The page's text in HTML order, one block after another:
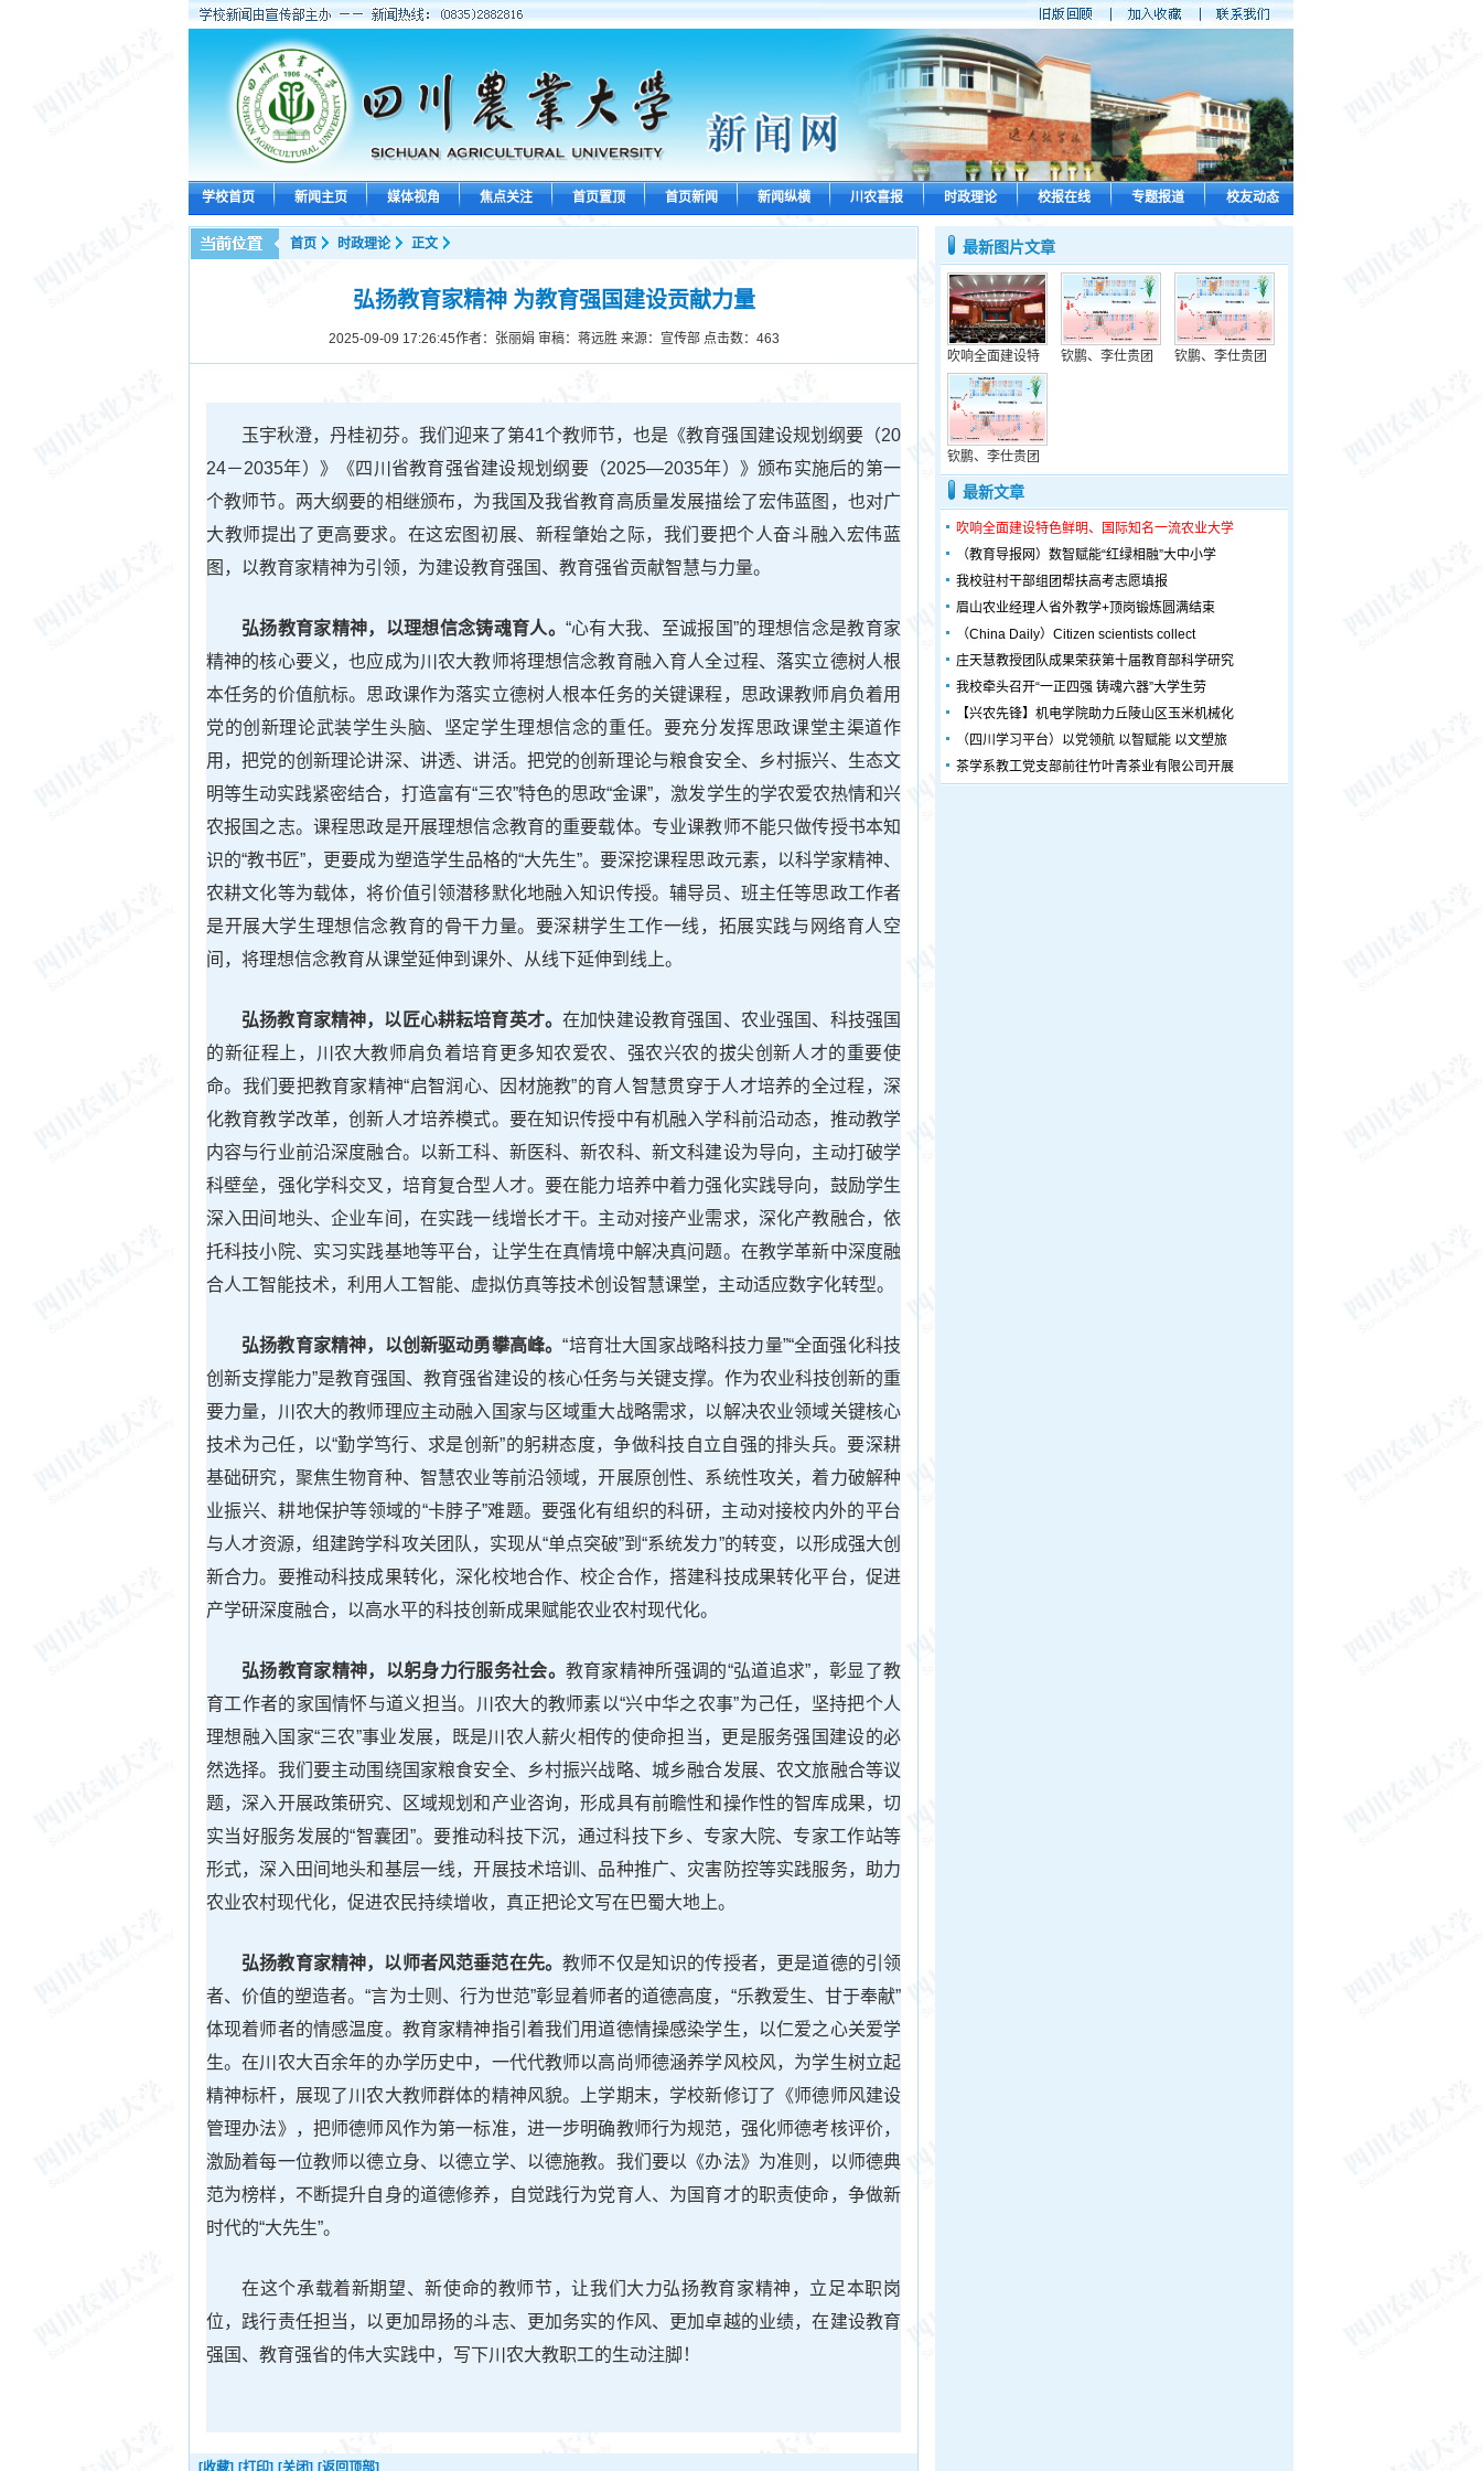
学校首页 新闻主页 媒体视角 焦点关注 首页置顶 首页新闻 新闻纵横 川农喜报 时政理论 校报在线 专题报道 校友动态
首页 时政理论 正文
弘扬教育家精神 为教育强国建设贡献力量
2025-09-09 17:26:45作者：张丽娟 审稿：蒋远胜 来源：宣传部 点击数： 463
玉宇秋澄，丹桂初芬。我们迎来了第41个教师节，也是《教育强国建设规划纲要（20
24－2035年）》《四川省教育强省建设规划纲要（2025—2035年）》颁布实施后的第一
个教师节。两大纲要的相继颁布，为我国及我省教育高质量发展描绘了宏伟蓝图，也对广
大教师提出了更高要求。在这宏图初展、新程肇始之际，我们要把个人奋斗融入宏伟蓝
图，以教育家精神为引领，为建设教育强国、教育强省贡献智慧与力量。
弘扬教育家精神，以理想信念铸魂育人。 “心有大我、至诚报国”的理想信念是教育家
精神的核心要义，也应成为川农大教师将理想信念教育融入育人全过程、落实立德树人根
本任务的价值航标。思政课作为落实立德树人根本任务的关键课程，思政课教师肩负着用
党的创新理论武装学生头脑、坚定学生理想信念的重任。要充分发挥思政课堂主渠道作
用，把党的创新理论讲深、讲透、讲活。把党的创新理论与粮食安全、乡村振兴、生态文
明等生动实践紧密结合，打造富有“三农”特色的思政“金课”，激发学生的学农爱农热情和兴
农报国之志。课程思政是开展理想信念教育的重要载体。专业课教师不能只做传授书本知
识的“教书匠”，更要成为塑造学生品格的“大先生”。要深挖课程思政元素，以科学家精神、
农耕文化等为载体，将价值引领潜移默化地融入知识传授。辅导员、班主任等思政工作者
是开展大学生理想信念教育的骨干力量。要深耕学生工作一线，拓展实践与网络育人空
间，将理想信念教育从课堂延伸到课外、从线下延伸到线上。
弘扬教育家精神，以匠心耕耘培育英才。 在加快建设教育强国、农业强国、科技强国
的新征程上，川农大教师肩负着培育更多知农爱农、强农兴农的拔尖创新人才的重要使
命。我们要把教育家精神“启智润心、因材施教”的育人智慧贯穿于人才培养的全过程，深
化教育教学改革，创新人才培养模式。要在知识传授中有机融入学科前沿动态，推动教学
内容与行业前沿深度融合。以新工科、新医科、新农科、新文科建设为导向，主动打破学
科壁垒，强化学科交叉，培育复合型人才。要在能力培养中着力强化实践导向，鼓励学生
深入田间地头、企业车间，在实践一线增长才干。主动对接产业需求，深化产教融合，依
托科技小院、实习实践基地等平台，让学生在真情境中解决真问题。在教学革新中深度融
合人工智能技术，利用人工智能、虚拟仿真等技术创设智慧课堂，主动适应数字化转型。
弘扬教育家精神，以创新驱动勇攀高峰。“培育壮大国家战略科技力量”“全面强化科技
创新支撑能力”是教育强国、教育强省建设的核心任务与关键支撑。作为农业科技创新的重
要力量，川农大的教师理应主动融入国家与区域重大战略需求，以解决农业领域关键核心
技术为己任，以“勤学笃行、求是创新”的躬耕态度，争做科技自立自强的排头兵。要深耕
基础研究，聚焦生物育种、智慧农业等前沿领域，开展原创性、系统性攻关，着力破解种
业振兴、耕地保护等领域的“卡脖子”难题。要强化有组织的科研，主动对接校内外的平台
与人才资源，组建跨学科攻关团队，实现从“单点突破”到“系统发力”的转变，以形成强大创
新合力。要推动科技成果转化，深化校地合作、校企合作，搭建科技成果转化平台，促进
产学研深度融合，以高水平的科技创新成果赋能农业农村现代化。
弘扬教育家精神，以躬身力行服务社会。 教育家精神所强调的“弘道追求”，彰显了教
育工作者的家国情怀与道义担当。川农大的教师素以“兴中华之农事”为己任，坚持把个人
理想融入国家“三农”事业发展，既是川农人薪火相传的使命担当，更是服务强国建设的必
然选择。我们要主动围绕国家粮食安全、乡村振兴战略、城乡融合发展、农文旅融合等议
题，深入开展政策研究、区域规划和产业咨询，形成具有前瞻性和操作性的智库成果，切
实当好服务发展的“智囊团”。要推动科技下沉，通过科技下乡、专家大院、专家工作站等
形式，深入田间地头和基层一线，开展技术培训、品种推广、灾害防控等实践服务，助力
农业农村现代化，促进农民持续增收，真正把论文写在巴蜀大地上。
弘扬教育家精神，以师者风范垂范在先。 教师不仅是知识的传授者，更是道德的引领
者、价值的塑造者。“言为士则、行为世范”彰显着师者的道德高度，“乐教爱生、甘于奉献”
体现着师者的情感温度。教育家精神指引着我们用道德情操感染学生，以仁爱之心关爱学
生。在川农大百余年的办学历史中，一代代教师以高尚师德涵养学风校风，为学生树立起
精神标杆，展现了川农大教师群体的精神风貌。上学期末，学校新修订了《师德师风建设
管理办法》，把师德师风作为第一标准，进一步明确教师行为规范，强化师德考核评价，
激励着每一位教师以德立身、以德立学、以德施教。我们要以《办法》为准则，以师德典
范为榜样，不断提升自身的道德修养，自觉践行为党育人、为国育才的职责使命，争做新
时代的“大先生”。
在这个承载着新期望、新使命的教师节，让我们大力弘扬教育家精神，立足本职岗
位，践行责任担当，以更加昂扬的斗志、更加务实的作风、更加卓越的业绩，在建设教育
强国、教育强省的伟大实践中，写下川农大教职工的生动注脚！
[收藏] [打印] [关闭] [返回顶部]
最新图片文章
吹响全面建设特 钦鹏、李仕贵团 钦鹏、李仕贵团
钦鹏、李仕贵团
最新文章
吹响全面建设特色鲜明、国际知名一流农业大学
（教育导报网）数智赋能“红绿相融”大中小学
我校驻村干部组团帮扶高考志愿填报
眉山农业经理人省外教学+顶岗锻炼圆满结束
（China Daily）Citizen scientists collect
庄天慧教授团队成果荣获第十届教育部科学研究
我校牵头召开“一正四强 铸魂六器”大学生劳
【兴农先锋】机电学院助力丘陵山区玉米机械化
（四川学习平台）以党领航 以智赋能 以文塑旅
茶学系教工党支部前往竹叶青茶业有限公司开展